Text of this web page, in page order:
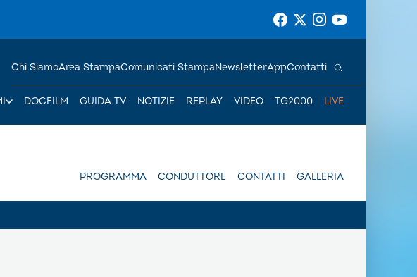
DOCFILM GUIDA TV NOTIZIE REPLAY VIDEO TG2000 LIVE
Chi SiamoArea StampaComunicati StampaNewsletterAppContatti
PROGRAMMA CONDUTTORE CONTATTI GALLERIA